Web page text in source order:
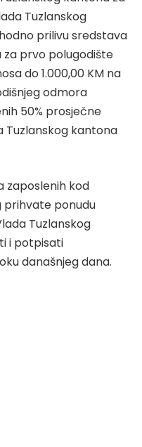
Tuzlanskog
prilivu sredstava
za prvo polugodište
do 1.000,00 KM na
odmora
50% prosječne
Tuzlanskog kantona
zaposlenih kod
prihvate ponudu
Tuzlanskog
i potpisati
današnjeg dana.